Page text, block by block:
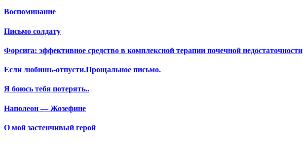
Воспоминание
Письмо солдату
Форсига: эффективное средство в комплексной терапии почечной недостаточности
Если любишь-отпусти.Прощальное письмо.
Я боюсь тебя потерять..
Наполеон — Жозефине
О мой застенчивый герой